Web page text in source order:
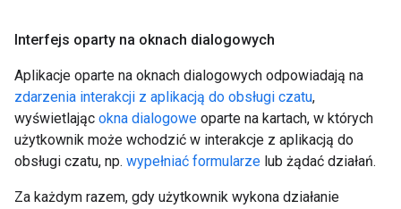
Interfejs oparty na oknach dialogowych
Aplikacje oparte na oknach dialogowych odpowiadają na
zdarzenia interakcji z aplikacją do obsługi czatu,
wyświetlając okna dialogowe oparte na kartach, w których
użytkownik może wchodzić w interakcje z aplikacją do
obsługi czatu, np. wypełniać formularze lub żądać działań.
Za każdym razem, gdy użytkownik wykona działanie